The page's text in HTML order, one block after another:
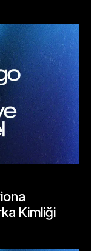
Kimliği